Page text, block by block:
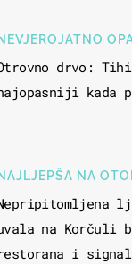
drvo:
kada
NA
na Korčuli
i